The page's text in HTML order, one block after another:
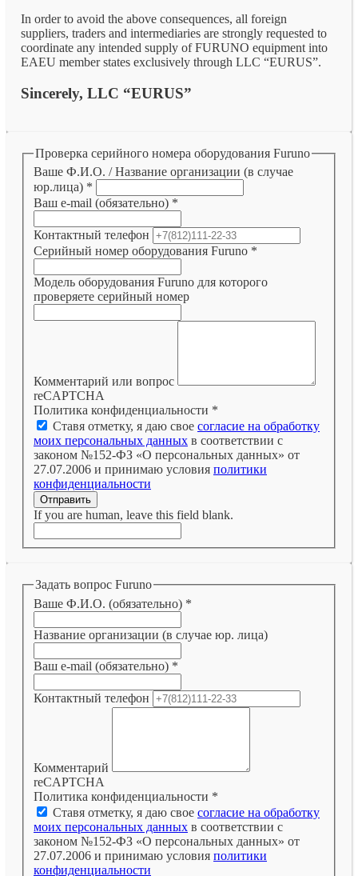
In order to avoid the above consequences, all foreign
suppliers, traders and intermediaries are strongly requested to
coordinate any intended supply of FURUNO equipment into
EAEU member states exclusively through LLC “EURUS”.
Sincerely, LLC “EURUS”
Проверка серийного номера оборудования Furuno
Ваше Ф.И.О. / Название организации (в случае
юр.лица) *
Ваш e-mail (обязательно) *
Контактный телефон
Серийный номер оборудования Furuno *
Модель оборудования Furuno для которого
проверяете серийный номер
Комментарий или вопрос
reCAPTCHA
Политика конфиденциальности *
Ставя отметку, я даю свое согласие на обработку
моих персональных данных в соответствии с
законом №152-ФЗ «О персональных данных» от
27.07.2006 и принимаю условия политики
конфиденциальности
Отправить
If you are human, leave this field blank.
Задать вопрос Furuno
Ваше Ф.И.О. (обязательно) *
Название организации (в случае юр. лица)
Ваш e-mail (обязательно) *
Контактный телефон
Комментарий
reCAPTCHA
Политика конфиденциальности *
Ставя отметку, я даю свое согласие на обработку
моих персональных данных в соответствии с
законом №152-ФЗ «О персональных данных» от
27.07.2006 и принимаю условия политики
конфиденциальности